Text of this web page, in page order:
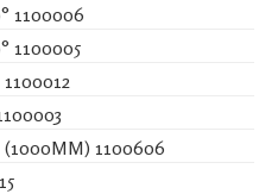
1100006
1100005
(1000MM) 1100606